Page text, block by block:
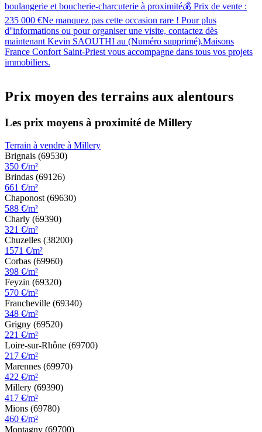
boulangerie et boucherie-charcuterie à proximité💰 Prix de vente :
235 000 €Ne manquez pas cette occasion rare ! Pour plus
d''informations ou pour organiser une visite, contactez dès
maintenant Kevin SAOUTHI au (Numéro supprimé).Maisons
France Confort Saint-Priest vous accompagne dans tous vos projets
immobiliers.
Prix moyen des terrains aux alentours
Les prix moyens à proximité de Millery
Terrain à vendre à Millery
Brignais (69530)
350 €/m²
Brindas (69126)
661 €/m²
Chaponost (69630)
588 €/m²
Charly (69390)
321 €/m²
Chuzelles (38200)
1571 €/m²
Corbas (69960)
398 €/m²
Feyzin (69320)
570 €/m²
Francheville (69340)
348 €/m²
Grigny (69520)
221 €/m²
Loire-sur-Rhône (69700)
217 €/m²
Marennes (69970)
422 €/m²
Millery (69390)
417 €/m²
Mions (69780)
460 €/m²
Montagny (69700)